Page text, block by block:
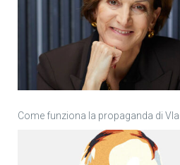
Come funziona la propaganda di